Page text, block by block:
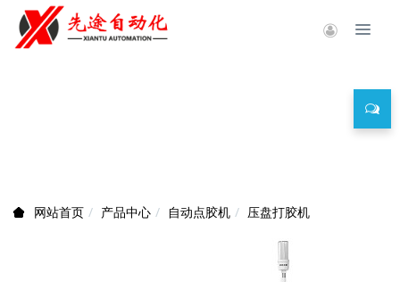
网站首页 产品中心 自动点胶机 压盘打胶机